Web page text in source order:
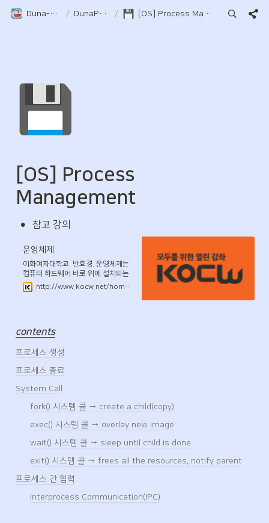
Duna-Pocket / DunaPocket / [OS] Process Management
💾
[OS] Process
Management
• 참고 강의
운영체제
이화여자대학교. 반효경. 운영체제는
컴퓨터 하드웨어 바로 위에 설치되는
소프트웨어 계층으로서 모든 컴퓨터
시스템의 필수적인 부분이다. 본 강좌
기초부터 학습한다.
http://www.kocw.net/home/search/kemView.do?kemId=1046323
contents
프로세스 생성
프로세스 종료
System Call
fork() 시스템 콜 → create a child(copy)
exec() 시스템 콜 → overlay new image
wait() 시스템 콜 → sleep until child is done
exit() 시스템 콜 → frees all the resources, notify parent
프로세스 간 협력
Interprocess Communication(IPC)